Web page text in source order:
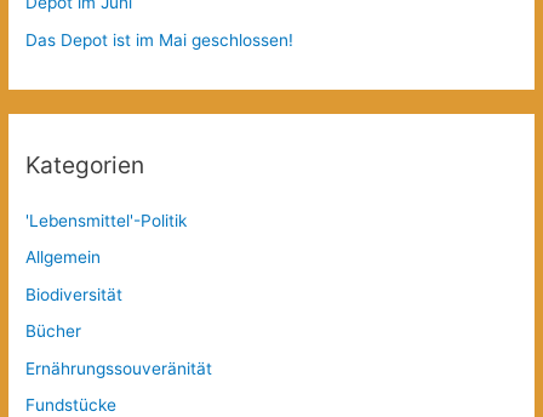
Das Depot ist im Mai geschlossen!
Kategorien
'Lebensmittel'-Politik
Allgemein
Biodiversität
Bücher
Ernährungssouveränität
Fundstücke